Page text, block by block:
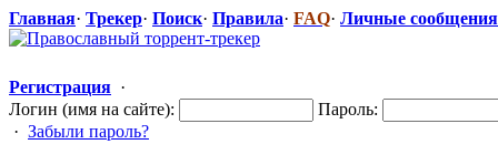
Главная· Трекер· Поиск· Правила· FAQ· Личные сообщения
Регистрация ·
Логин (имя на сайте):
Пароль:
· Забыли пароль?